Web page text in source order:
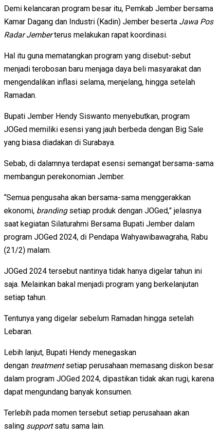
Demi kelancaran program besar itu, Pemkab Jember bersama
Kamar Dagang dan Industri (Kadin) Jember beserta Jawa Pos
Radar Jemberterus melakukan rapat koordinasi.
Hal itu guna mematangkan program yang disebut-sebut
menjadi terobosan baru menjaga daya beli masyarakat dan
mengendalikan inflasi selama, menjelang, hingga setelah
Ramadan.
Bupati Jember Hendy Siswanto menyebutkan, program
JOGed memiliki esensi yang jauh berbeda dengan Big Sale
yang biasa diadakan di Surabaya.
Sebab, di dalamnya terdapat esensi semangat bersama-sama
membangun perekonomian Jember.
“Semua pengusaha akan bersama-sama menggerakkan
ekonomi, brandingsetiap produk dengan JOGed,” jelasnya
saat kegiatan Silaturahmi Bersama Bupati Jember dalam
program JOGed 2024, di Pendapa Wahyawibawagraha, Rabu
(21/2) malam.
JOGed 2024 tersebut nantinya tidak hanya digelar tahun ini
saja. Melainkan bakal menjadi program yang berkelanjutan
setiap tahun.
Tentunya yang digelar sebelum Ramadan hingga setelah
Lebaran.
Lebih lanjut, Bupati Hendy menegaskan
dengan treatmentsetiap perusahaan memasang diskon besar
dalam program JOGed 2024, dipastikan tidak akan rugi, karena
dapat mengundang banyak konsumen.
Terlebih pada momen tersebut setiap perusahaan akan
saling supportsatu sama lain.